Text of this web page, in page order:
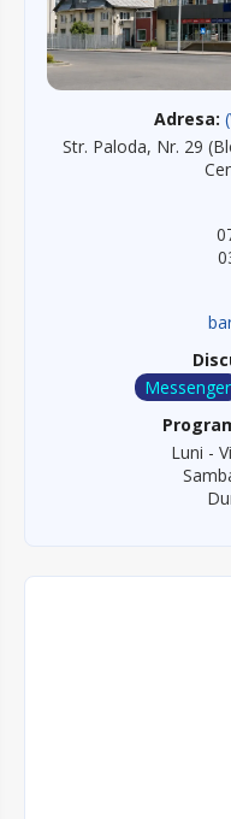
Adresa:
Str. Paloda, Nr. 29
Messenger
Luni -